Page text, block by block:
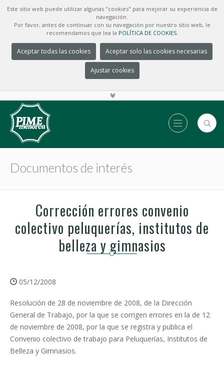
Este sitio web puede utilizar algunas "cookies" para mejorar su experiencia de
navegación.
Por favor, antes de continuar con su navegación por nuestro sitio web, le
recomendamos que lea la POLÍTICA DE COOKIES.
Aceptar todas las cookies Aceptar solo las cookies necesarias
Ajustar cookies
Documentos de interés
Corrección errores convenio
colectivo peluquerías, institutos de
belleza y gimnasios
05/12/2008
Resolución de 28 de noviembre de 2008, de la Dirección
General de Trabajo, por la que se corrigen errores en la de 12
de noviembre de 2008, por la que se registra y publica el
Convenio colectivo de trabajo para Peluquerías, Institutos de
Belleza y Gimnasios.